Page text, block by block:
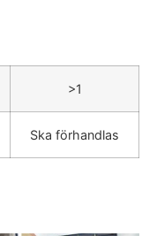
>1
Ska förhandlas